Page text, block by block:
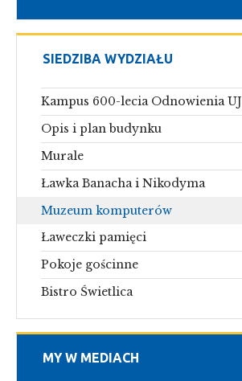
SIEDZIBA WYDZIAŁU
Kampus 600-lecia Odnowienia UJ
Opis i plan budynku
Murale
Ławka Banacha i Nikodyma
Muzeum komputerów
Ławeczki pamięci
Pokoje gościnne
Bistro Świetlica
MY W MEDIACH